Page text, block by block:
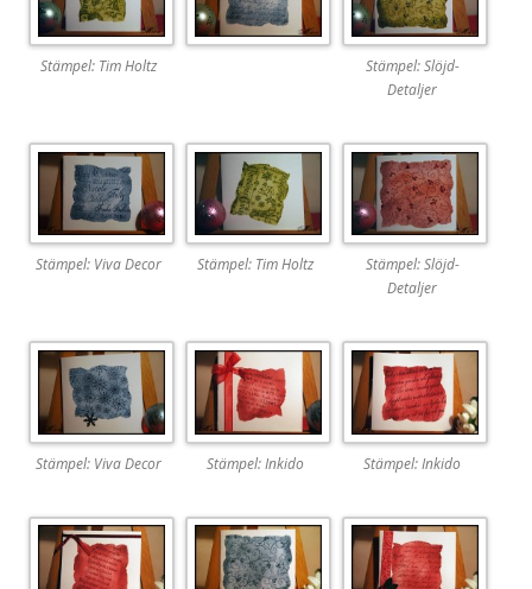
Stämpel: Tim Holtz
Stämpel: Slöjd-
Detaljer
Stämpel: Viva Decor Stämpel: Tim Holtz
Stämpel: Slöjd-
Detaljer
Stämpel: Viva Decor Stämpel: Inkido Stämpel: Inkido